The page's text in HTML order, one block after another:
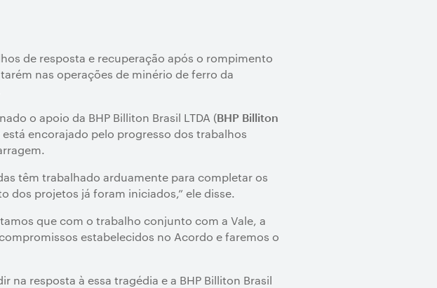
de resposta e recuperação após o rompimento
nas operações de minério de ferro da
o apoio da BHP Billiton Brasil LTDA (BHP Billiton
encorajado pelo progresso dos trabalhos
têm trabalhado arduamente para completar os
dos projetos já foram iniciados,” ele disse.
que com o trabalho conjunto com a Vale, a
estabelecidos no Acordo e faremos o
resposta à essa tragédia e a BHP Billiton Brasil